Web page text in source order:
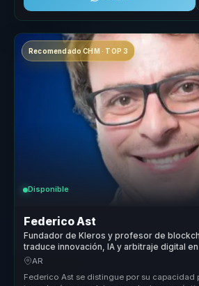
Recomendado CHM · TOP 3
Disponible
Federico Ast
Fundador de Kleros y profesor de
traduce innovación, IA y arbitraje digital
para líderes.
AR
Federico Ast se distingue por su capacidad